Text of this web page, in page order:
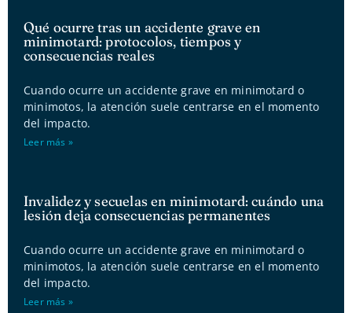
Qué ocurre tras un accidente grave en
minimotard: protocolos, tiempos y
consecuencias reales
Cuando ocurre un accidente grave en minimotard o
minimotos, la atención suele centrarse en el momento
del impacto.
Leer más »
Invalidez y secuelas en minimotard: cuándo una
lesión deja consecuencias permanentes
Cuando ocurre un accidente grave en minimotard o
minimotos, la atención suele centrarse en el momento
del impacto.
Leer más »